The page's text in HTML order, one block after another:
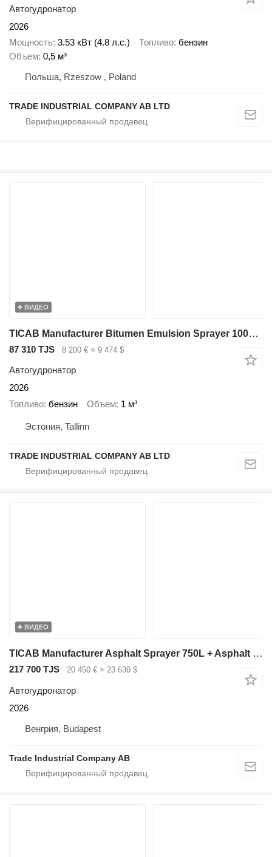
Автогудронатор
2026
Мощность 3.53 кВт (4.8 л.с.) Топливо бензин
Объем 0,5 м³
Польша, Rzeszow , Poland
TRADE INDUSTRIAL COMPANY AB LTD
ВИДЕО
TICAB Manufacturer Bitumen Emulsion Sprayer 1000 L / Bitumen Spreader
87 310 TJS 8 200 € ≈ 9 474 $
Автогудронатор
2026
Топливо бензин Объем 1 м³
Эстония, Tallinn
TRADE INDUSTRIAL COMPANY AB LTD
ВИДЕО
TICAB Manufacturer Asphalt Sprayer 750L + Asphalt Crack Filler 120L
217 700 TJS 20 450 € ≈ 23 630 $
Автогудронатор
2026
Венгрия, Budapest
Trade Industrial Company AB